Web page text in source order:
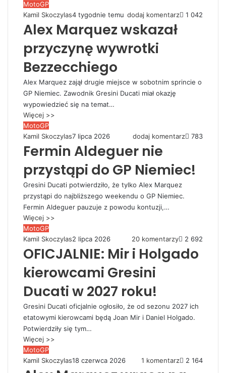
MotoGP
Kamil Skoczylas4 tygodnie temu dodaj komentarz 1 042
Alex Marquez wskazał
przyczynę wywrotki
Bezzecchiego
Alex Marquez zajął drugie miejsce w sobotnim sprincie o
GP Niemiec. Zawodnik Gresini Ducati miał okazję
wypowiedzieć się na temat…
Więcej >>
MotoGP
Kamil Skoczylas7 lipca 2026 dodaj komentarz 783
Fermin Aldeguer nie
przystąpi do GP Niemiec!
Gresini Ducati potwierdziło, że tylko Alex Marquez
przystąpi do najbliższego weekendu o GP Niemiec.
Fermin Aldeguer pauzuje z powodu kontuzji,…
Więcej >>
MotoGP
Kamil Skoczylas2 lipca 2026 20 komentarzy 2 692
OFICJALNIE: Mir i Holgado
kierowcami Gresini
Ducati w 2027 roku!
Gresini Ducati oficjalnie ogłosiło, że od sezonu 2027 ich
etatowymi kierowcami będą Joan Mir i Daniel Holgado.
Potwierdziły się tym…
Więcej >>
MotoGP
Kamil Skoczylas18 czerwca 2026 1 komentarz 2 164